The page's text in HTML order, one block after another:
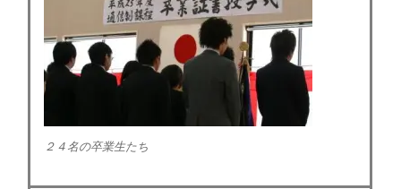
２４名の卒業生たち